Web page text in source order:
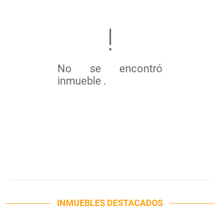
No se encontró
inmueble .
INMUEBLES DESTACADOS